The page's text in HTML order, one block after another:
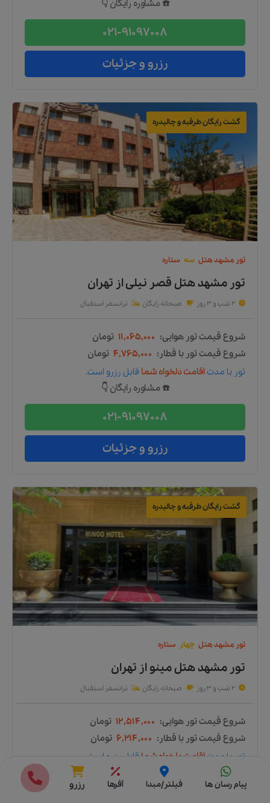
☎️ مشاوره رایگان 👇
021-91097008
رزرو و جزئیات
گشت رایگان طرقبه و چالیدره
تور مشهدهتل سه ستاره
تور مشهد هتل قصر نیلیاز تهران
2 شب و 3 روز صبحانه رایگان ترانسفر استقبال
شروع قیمت تور هوایی: ۱۱,۰۶۵,۰۰۰ تومان
شروع قیمت تور با قطار: ۴,۷۶۵,۰۰۰ تومان
تور با مدت اقامت دلخواه شما قابل رزرو است.
☎️ مشاوره رایگان 👇
021-91097008
رزرو و جزئیات
گشت رایگان طرقبه و چالیدره
تور مشهدهتل چهار ستاره
تور مشهد هتل مینواز تهران
2 شب و 3 روز صبحانه رایگان ترانسفر استقبال
شروع قیمت تور هوایی: ۱۲,۵۱۴,۰۰۰ تومان
شروع قیمت تور با قطار: ۶,۲۱۴,۰۰۰ تومان
تور با مدت اقامت دلخواه شما قابل رزرو است.
☎️ مشاوره رایگان 👇
انتخاب مبدا
پیام رسان ها فیلتر/مبدا آفرها رزرو